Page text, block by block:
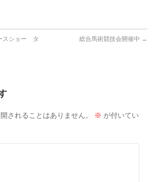
スショー タ
総合馬術競技会開催中 →
されることはありません。 ※ が付いてい